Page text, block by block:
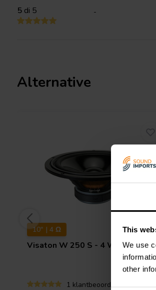
This
We use
other
5di 5 -
Alternative
10" | 4 Ω
Visaton W 250 S - 4 Woofer
1 klantbeoordelingen